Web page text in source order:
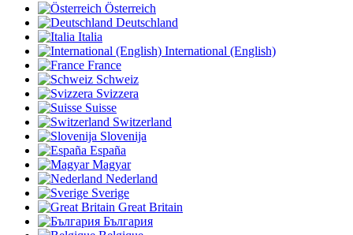
Österreich
Deutschland
Italia
International (English)
France
Schweiz
Svizzera
Suisse
Switzerland
Slovenija
España
Magyar
Nederland
Sverige
Great Britain
България